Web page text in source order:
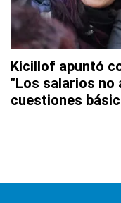
Kicillof apuntó
"Los salarios no
cuestiones